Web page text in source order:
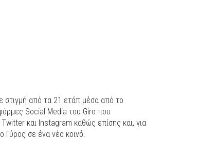
στιγμή από τα 21 ετάπ μέσα από το
Social Media του Giro που
και Instagram καθώς επίσης και, για
σε ένα νέο κοινό.